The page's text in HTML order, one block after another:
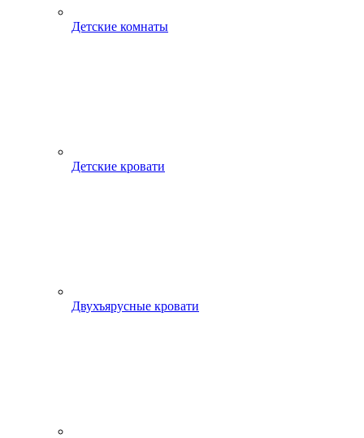
Детские комнаты
Детские кровати
Двухъярусные кровати